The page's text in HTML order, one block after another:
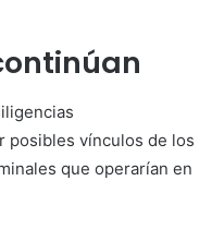
posibles vínculos de los
que operarían en